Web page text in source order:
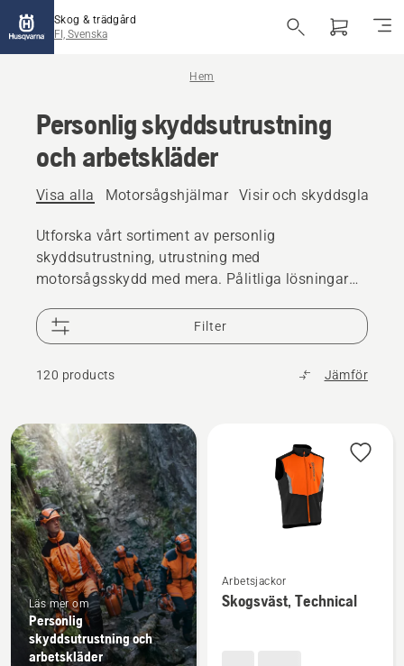
Skog & trädgård
FI, Svenska
Hem
Personlig skyddsutrustning
och arbetskläder
Visa alla Motorsågshjälmar Visir och
Utforska vårt sortiment av personlig
skyddsutrustning, utrustning med
motorsågsskydd med mera. Pålitliga lösningar
utmaningar.
Filter
120 products Jämför
Alla
produkter
Läs mer om
Personlig
skyddsutrustning och
arbetskläder
mer
information
Arbetsjackor
Skogsväst, Technical